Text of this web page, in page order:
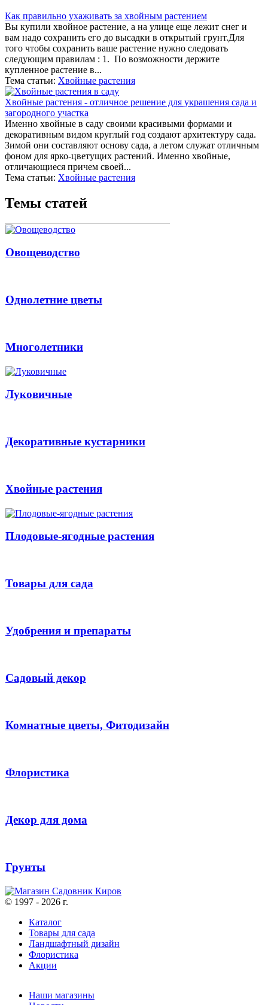
Как правильно ухаживать за хвойным растением
Вы купили хвойное растение, а на улице еще лежит снег и
вам надо сохранить его до высадки в открытый грунт.Для
того чтобы сохранить ваше растение нужно следовать
следующим правилам : 1. По возможности держите
купленное растение в...
Тема статьи: Хвойные растения
Хвойные растения - отличное решение для украшения сада и
загородного участка
Именно хвойные в саду своими красивыми формами и
декоративным видом круглый год создают архитектуру сада.
Зимой они составляют основу сада, а летом служат отличным
фоном для ярко-цветущих растений. Именно хвойные,
отличающиеся причем своей...
Тема статьи: Хвойные растения
Темы статей
Овощеводство
Однолетние цветы
Многолетники
Луковичные
Декоративные кустарники
Хвойные растения
Плодовые-ягодные растения
Товары для сада
Удобрения и препараты
Садовый декор
Комнатные цветы, Фитодизайн
Флористика
Декор для дома
Грунты
© 1997 - 2026 г.
Каталог
Товары для сада
Ландшафтный дизайн
Флористика
Акции
Наши магазины